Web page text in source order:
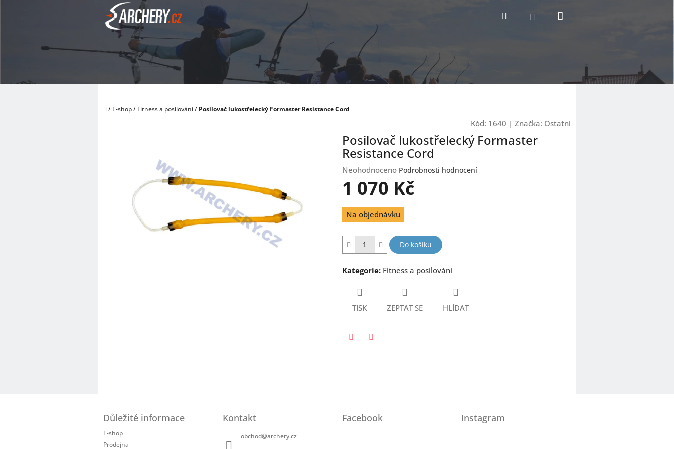
Hledat Přihlášení
Domů
/ E-shop/ Fitness a posilování/ Posilovač lukostřelecký Formaster Resistance Cord
Kód: 1640 | Značka: Ostatní
Posilovač lukostřelecký Formaster
Resistance Cord
Průměrné
hodnocení
produktu
0,0
z
hvězdiček.
Neohodnoceno Podrobnosti hodnocení
1 070 Kč
Měrná
cena:
Na objednávku
Do košíku
Kategorie: Fitness a posilování
TISK ZEPTAT SE HLÍDAT
Důležité informace
E-shop
Prodejna
Kontakt
obchod@archery.cz
Facebook Instagram